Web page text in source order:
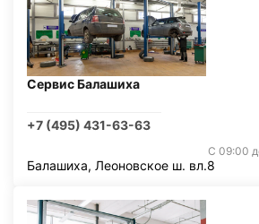
Сервис Балашиха
+7 (495) 431-63-63
С 09:00
Балашиха, Леоновское ш. вл.8